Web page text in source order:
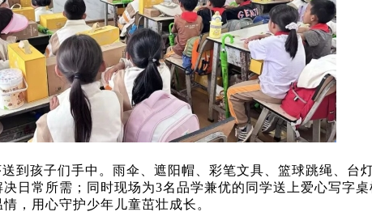
到孩子们手中。雨伞、遮阳帽、彩笔文具、篮球跳绳、台
日常所需；同时现场为3名品学兼优的同学送上爱心写字桌
，用心守护少年儿童茁壮成长。